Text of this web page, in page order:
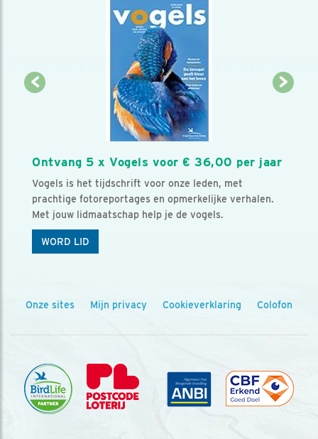
Ontvang 5 x Vogels voor € 36,00 per jaar
Vogels is het tijdschrift voor onze leden, met
prachtige fotoreportages en opmerkelijke verhalen.
Met jouw lidmaatschap help je de vogels.
WORD LID
Onze sites Mijn privacy Cookieverklaring Colofon